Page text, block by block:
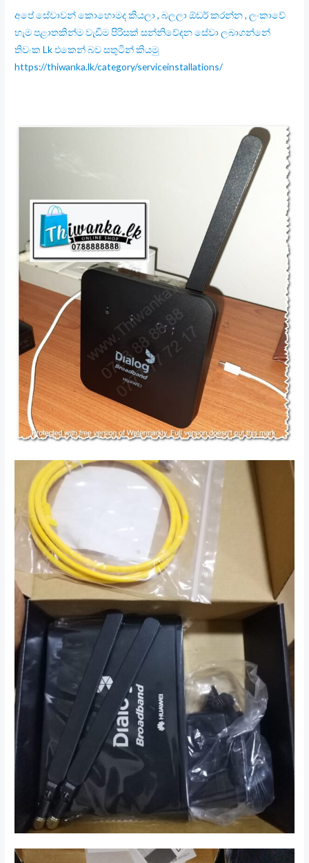
අපේ සේවාවන් කොහොමද කියලා , බලලා ඕඩර් කරන්න , ලංකාවේ
හැම පළාතකින්ම වැඩිම පිරිසක් සන්නිවේදන සේවා ලබාගන්නේ
තිවංක Lk එකෙන් බව සතුටින් කියමු
https://thiwanka.lk/category/serviceinstallations/